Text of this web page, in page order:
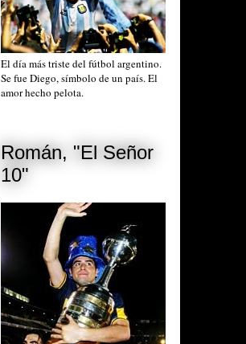
El día más triste del fútbol argentino.
Se fue Diego, símbolo de un país. El
amor hecho pelota.
Román, "El Señor
10"